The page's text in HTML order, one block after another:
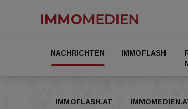
NACHRICHTEN IMMOFLASH
IMMOFLASH.AT